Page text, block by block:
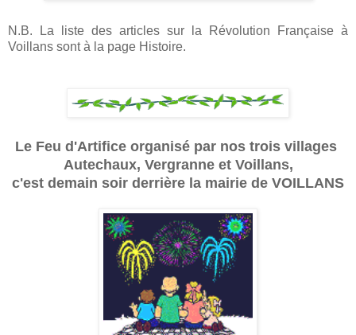
N.B. La liste des articles sur la Révolution Française à
Voillans sont à la page Histoire.
Le Feu d'Artifice organisé par nos trois villages
Autechaux, Vergranne et Voillans,
c'est demain soir derrière la mairie de VOILLANS